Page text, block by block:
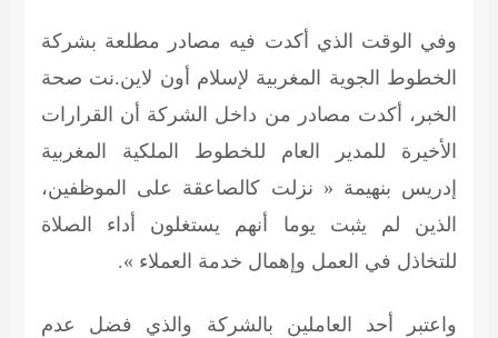
وفي الوقت الذي أكدت فيه مصادر مطلعة بشركة
الخطوط الجوية المغربية لإسلام أون لاين.نت صحة
الخبر، أكدت مصادر من داخل الشركة أن القرارات
الأخيرة للمدير العام للخطوط الملكية المغربية
إدريس بنهيمة « نزلت كالصاعقة على الموظفين،
الذين لم يثبت يوما أنهم يستغلون أداء الصلاة
للتخاذل في العمل وإهمال خدمة العملاء ».
واعتبر أحد العاملين بالشركة والذي فضل عدم